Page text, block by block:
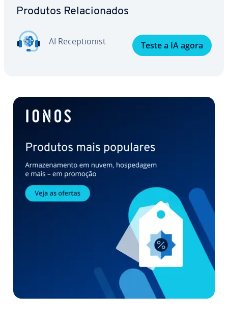
Produtos Re­la­ci­o­na­dos
AI Re­cep­ti­o­nist Teste a IA agora